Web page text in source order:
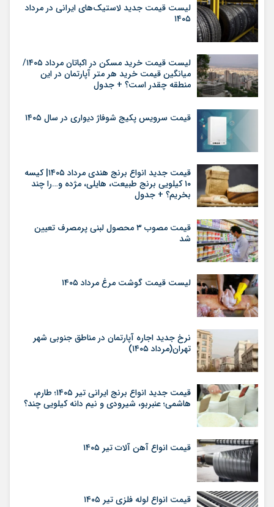
لیست قیمت جدید لاستیک‌های ایرانی در مرداد
۱۴۰۵
لیست قیمت خرید مسکن در اکباتان مرداد ۱۴۰۵/
میانگین قیمت خرید هر متر آپارتمان در این
منطقه چقدر است؟ + جدول
قیمت سرویس پکیج شوفاژ دیواری در سال ۱۴۰۵
قیمت جدید انواع برنج هندی مرداد ۱۴۰۵| کیسه
۱۰ کیلویی برنج طبیعت، هایلی، مژده و…را چند
بخریم؟ + جدول
قیمت مصوب ۳ محصول لبنی پرمصرف تعیین
شد
لیست قیمت گوشت مرغ مرداد ۱۴۰۵
نرخ جدید اجاره آپارتمان در مناطق جنوبی شهر
تهران(مرداد ۱۴۰۵)
قیمت جدید انواع برنج ایرانی تیر ۱۴۰۵؛ طارم،
هاشمی؛ عنبربو، شیرودی و نیم دانه کیلویی چند؟
قیمت انواع آهن آلات تیر ۱۴۰۵
قیمت انواع لوله فلزی تیر ۱۴۰۵